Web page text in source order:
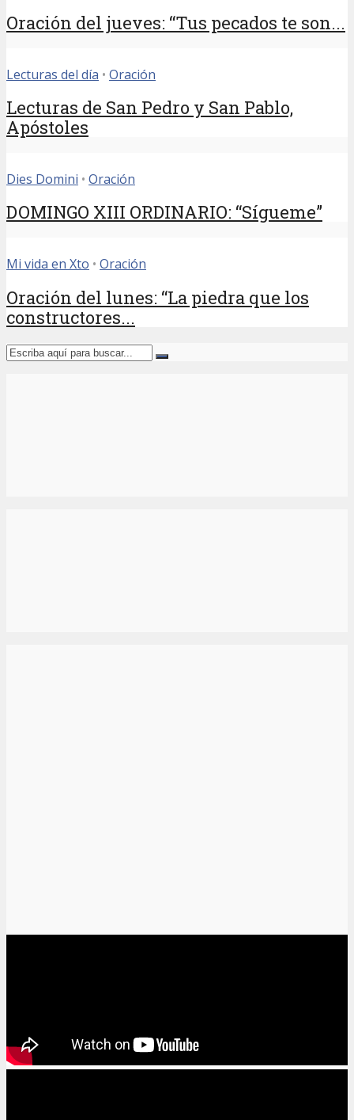
Oración del jueves: “Tus pecados te son...
Lecturas del día • Oración
Lecturas de San Pedro y San Pablo,
Apóstoles
Dies Domini • Oración
DOMINGO XIII ORDINARIO: “Sígueme”
Mi vida en Xto • Oración
Oración del lunes: “La piedra que los
constructores...